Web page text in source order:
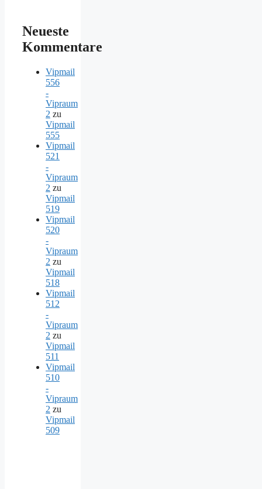
Neueste
Kommentare
Vipmail
556
-
Vipraum
2 zu
Vipmail
555
Vipmail
521
-
Vipraum
2 zu
Vipmail
519
Vipmail
520
-
Vipraum
2 zu
Vipmail
518
Vipmail
512
-
Vipraum
2 zu
Vipmail
511
Vipmail
510
-
Vipraum
2 zu
Vipmail
509